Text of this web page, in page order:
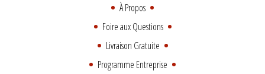
À Propos
Foire aux Questions
Livraison Gratuite
Programme Entreprise